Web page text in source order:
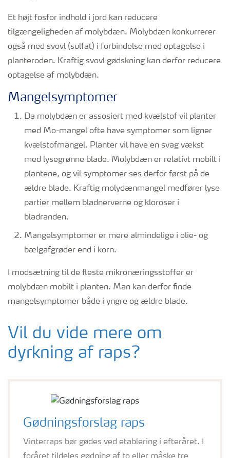
Et højt fosfor indhold i jord kan reducere
tilgængeligheden af molybdæn. Molybdæn konkurrerer
også med svovl (sulfat) i forbindelse med optagelse i
planteroden. Kraftig svovl gødskning kan derfor reducere
optagelse af molybdæn.
Mangelsymptomer
Da molybdæn er assosiert med kvælstof vil planter
med Mo-mangel ofte have symptomer som ligner
kvælstofmangel. Planter vil have en svag vækst
med lysegrønne blade. Molybdæn er relativt mobilt i
plantene, og vil symptomer ses derfor først på de
ældre blade. Kraftig molydænmangel medfører lyse
partier mellem bladnerverne og kloroser i
bladranden.
Mangelsymptomer er mere almindelige i olie- og
bælgafgrøder end i korn.
I modsætning til de fleste mikronæringsstoffer er
molybdæn mobilt i planten. Man kan derfor finde
mangelsymptomer både i yngre og ældre blade.
Vil du vide mere om
dyrkning af raps?
Gødningsforslag raps
Vinterraps bør gødes ved etablering i efteråret. I